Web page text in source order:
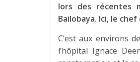
lors des récentes
Bailobaya. Ici, le
C’est aux environs
l’hôpital Ignace